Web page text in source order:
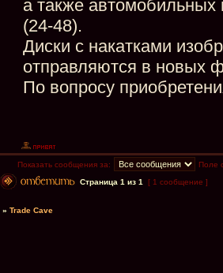
а также
(24-48).
Диски с накатками
отправляются в новых
По вопросу
Показать сообщения за:
Поле
Страница 1 из 1 [ 1 сообщение ]
» Trade Cave